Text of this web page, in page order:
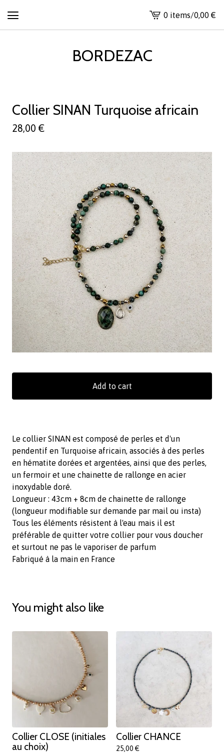
View
cart
0 items/0,00 €
BORDEZAC
Collier SINAN Turquoise africain
28,00€
Add to cart
Le collier SINAN est composé de perles et d'un
pendentif en Turquoise africain, associés à des perles
en hématite dorées et argentées, ainsi que des perles,
un fermoir et une chainette de rallonge en acier
inoxydable doré.
Longueur : 43cm + 8cm de chainette de rallonge
(longueur modifiable sur demande par mail ou insta)
Tous les éléments résistent à l'eau mais il est
préférable de quitter votre collier pour vous doucher
et surtout ne pas le vaporiser de parfum
Fabriqué à la main en France
You might also like
Collier CLOSE (initiales
au choix)
Collier CHANCE
25,00 €